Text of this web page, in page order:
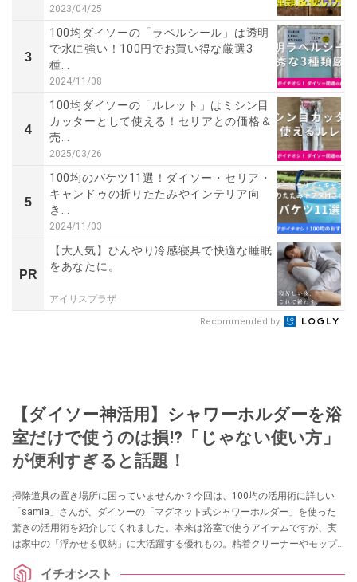
2023/04/25
3
100均ダイソーの「ラベルシール」は透明
で水に強い！100円でお買い得な厳選3
種...
2024/11/08
4
100均ダイソーの「ルレット」はミシン目
カッターとして使える！セリアとの価格＆
売...
2025/03/26
5
100均のバケツ11選！ダイソー・セリア・
キャンドゥの折りたたみやインテリア向
き...
2024/11/03
PR
【大人気】ひんやり冷感寝具で快適な睡眠
をあなたに。
アイリスプラザ
Recommended by
【ダイソー神活用】シャワーホルダーを浴
室だけで使うのは損!?「じゃない使い方」
が便利すぎると話題！
掃除道具の置き場所に困っていませんか？今回は、100均の活用術に詳しい
「samia」さんが、ダイソーの「マグネット式シャワーホルダー」を使った
驚きの活用術を紹介してくれました。本来は浴室で使うアイテムですが、実
は家中の「浮かせる収納」に大活躍する優れもの。粘着クリーナーやモップ
イチオシスト